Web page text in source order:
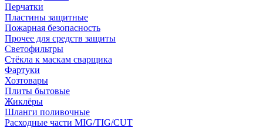
Перчатки
Пластины защитные
Пожарная безопасность
Прочее для средств защиты
Светофильтры
Стёкла к маскам сварщика
Фартуки
Хозтовары
Плиты бытовые
Жиклёры
Шланги поливочные
Расходные части MIG/TIG/CUT